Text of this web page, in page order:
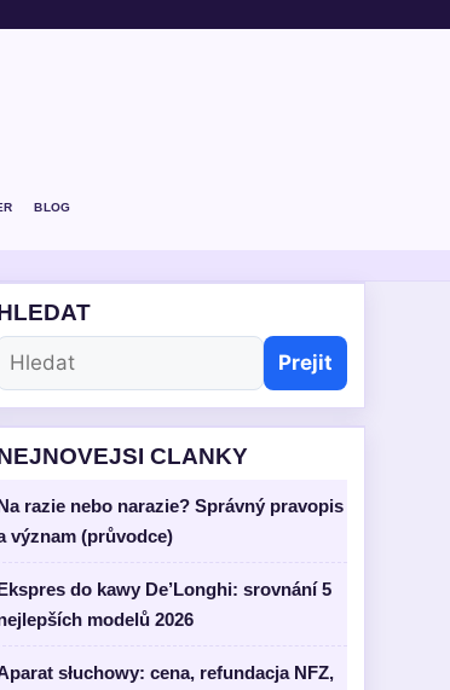
BLOG
Prejit
CLANKY
razie nebo narazie? Správný pravopis
význam (průvodce)
do kawy De’Longhi: srovnání 5
modelů 2026
słuchowy: cena, refundacja NFZ,